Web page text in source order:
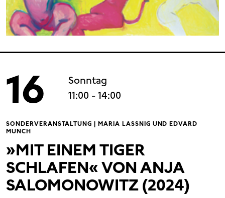
16
Sonntag
11:00 - 14:00
SONDERVERANSTALTUNG | MARIA LASSNIG UND EDVARD
MUNCH
»MIT EINEM TIGER
SCHLAFEN« VON ANJA
SALOMONOWITZ (2024)